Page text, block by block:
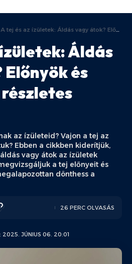
A tej és az ízületek: Áldás vagy átok? Előnyök és hátrányok részletes elemzése
Áldás
és
az ízületeid? Vajon a tej az
Ebben a cikkben kiderítjük,
vagy átok az ízületek
a tej előnyeit és
dönthess a
2025. JÚNIUS 06. 20:01
26 PERC OLVASÁS